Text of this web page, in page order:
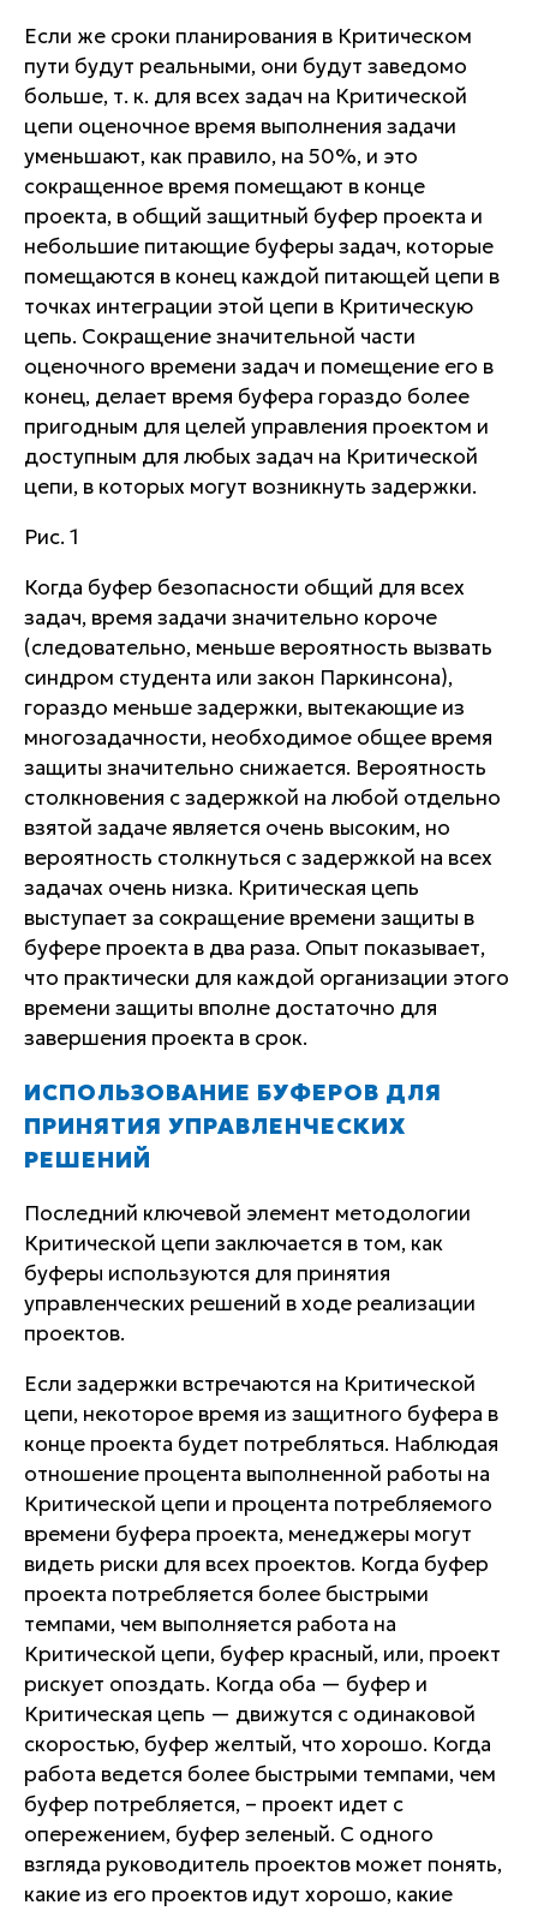
Если же сроки планирования в Критическом
пути будут реальными, они будут заведомо
больше, т. к. для всех задач на Критической
цепи оценочное время выполнения задачи
уменьшают, как правило, на 50%, и это
сокращенное время помещают в конце
проекта, в общий защитный буфер проекта и
небольшие питающие буферы задач, которые
помещаются в конец каждой питающей цепи в
точках интеграции этой цепи в Критическую
цепь. Сокращение значительной части
оценочного времени задач и помещение его в
конец, делает время буфера гораздо более
пригодным для целей управления проектом и
доступным для любых задач на Критической
цепи, в которых могут возникнуть задержки.
Рис. 1
Когда буфер безопасности общий для всех
задач, время задачи значительно короче
(следовательно, меньше вероятность вызвать
синдром студента или закон Паркинсона),
гораздо меньше задержки, вытекающие из
многозадачности, необходимое общее время
защиты значительно снижается. Вероятность
столкновения с задержкой на любой отдельно
взятой задаче является очень высоким, но
вероятность столкнуться с задержкой на всех
задачах очень низка. Критическая цепь
выступает за сокращение времени защиты в
буфере проекта в два раза. Опыт показывает,
что практически для каждой организации этого
времени защиты вполне достаточно для
завершения проекта в срок.
ИСПОЛЬЗОВАНИЕ БУФЕРОВ ДЛЯ
ПРИНЯТИЯ УПРАВЛЕНЧЕСКИХ
РЕШЕНИЙ
Последний ключевой элемент методологии
Критической цепи заключается в том, как
буферы используются для принятия
управленческих решений в ходе реализации
проектов.
Если задержки встречаются на Критической
цепи, некоторое время из защитного буфера в
конце проекта будет потребляться. Наблюдая
отношение процента выполненной работы на
Критической цепи и процента потребляемого
времени буфера проекта, менеджеры могут
видеть риски для всех проектов. Когда буфер
проекта потребляется более быстрыми
темпами, чем выполняется работа на
Критической цепи, буфер красный, или, проект
рискует опоздать. Когда оба — буфер и
Критическая цепь — движутся с одинаковой
скоростью, буфер желтый, что хорошо. Когда
работа ведется более быстрыми темпами, чем
буфер потребляется, – проект идет с
опережением, буфер зеленый. С одного
взгляда руководитель проектов может понять,
какие из его проектов идут хорошо, какие